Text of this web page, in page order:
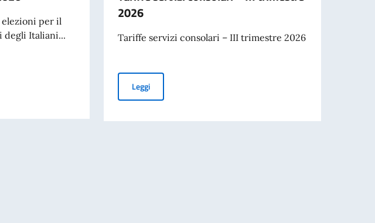
Sacrificio del Lavoro Italiano nel Mondo.
elezioni per il
degli Italiani...
2026
Tariffe servizi consolari – III trimestre 2026
LeggiTariffe servizi consolari – III trimestre 2026